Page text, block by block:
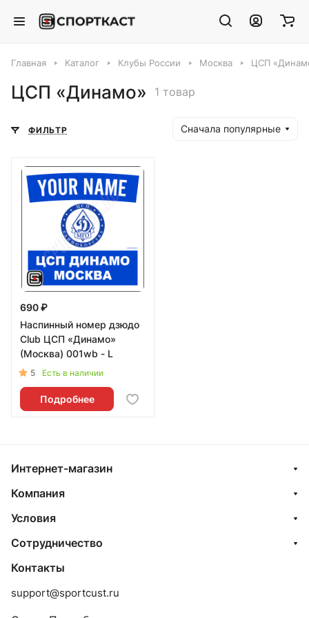
Главная Каталог Клубы России Москва ЦСП
ЦСП «Динамо» 1 товар
ФИЛЬТР Сначала популярные
690 ₽
Наспинный номер дзюдо
Club ЦСП «Динамо»
(Москва) 001wb - L
5 Есть в наличии
Подробнее
Интернет-магазин
Компания
Условия
Сотрудничество
Контакты
support@sportcust.ru